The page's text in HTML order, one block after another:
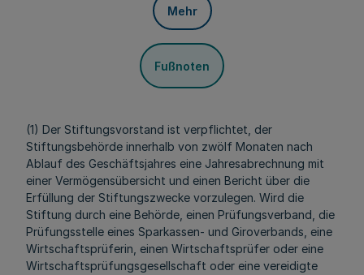
Mehr
Fußnoten
(1) Der Stiftungsvorstand ist verpflichtet, der
Stiftungsbehörde innerhalb von zwölf Monaten nach
Ablauf des Geschäftsjahres eine Jahresabrechnung mit
einer Vermögensübersicht und einen Bericht über die
Erfüllung der Stiftungszwecke vorzulegen. Wird die
Stiftung durch eine Behörde, einen Prüfungsverband, die
Prüfungsstelle eines Sparkassen- und Giroverbands, eine
Wirtschaftsprüferin, einen Wirtschaftsprüfer oder eine
Wirtschaftsprüfungsgesellschaft oder eine vereidigte